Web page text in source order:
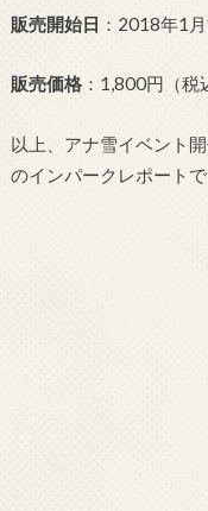
販売開始日 ：2018年1月
販売価格：1,800円（税
以上、アナ雪イベント
のインパークレポートで